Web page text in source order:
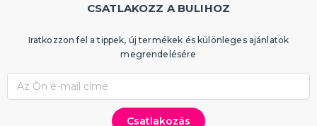
CSATLAKOZZ A BULIHOZ
Iratkozzon fel a tippek, új termékek és különleges ajánlatok
megrendelésére